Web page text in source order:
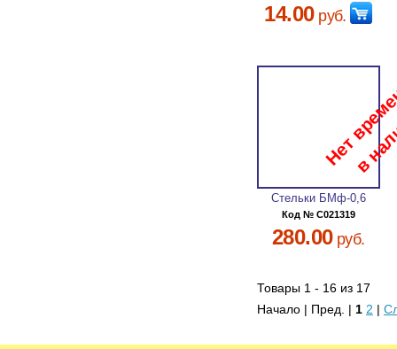
14.00руб.
Стельки БМф-0,6
Код № C021319
280.00руб.
Товары 1 - 16 из 17
Начало | Пред. | 1 2 |